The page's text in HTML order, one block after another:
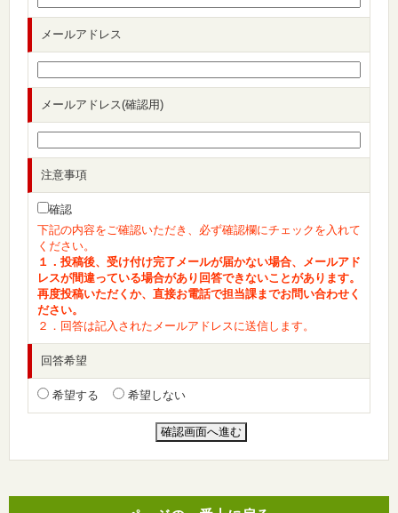
メールアドレス
メールアドレス(確認用)
注意事項
確認
下記の内容をご確認いただき、必ず確認欄にチェックを入れて
ください。
１．投稿後、受け付け完了メールが届かない場合、メールアド
レスが間違っている場合があり回答できないことがあります。
再度投稿いただくか、直接お電話で担当課までお問い合わせく
ださい。
２．回答は記入されたメールアドレスに送信します。
回答希望
希望する 希望しない